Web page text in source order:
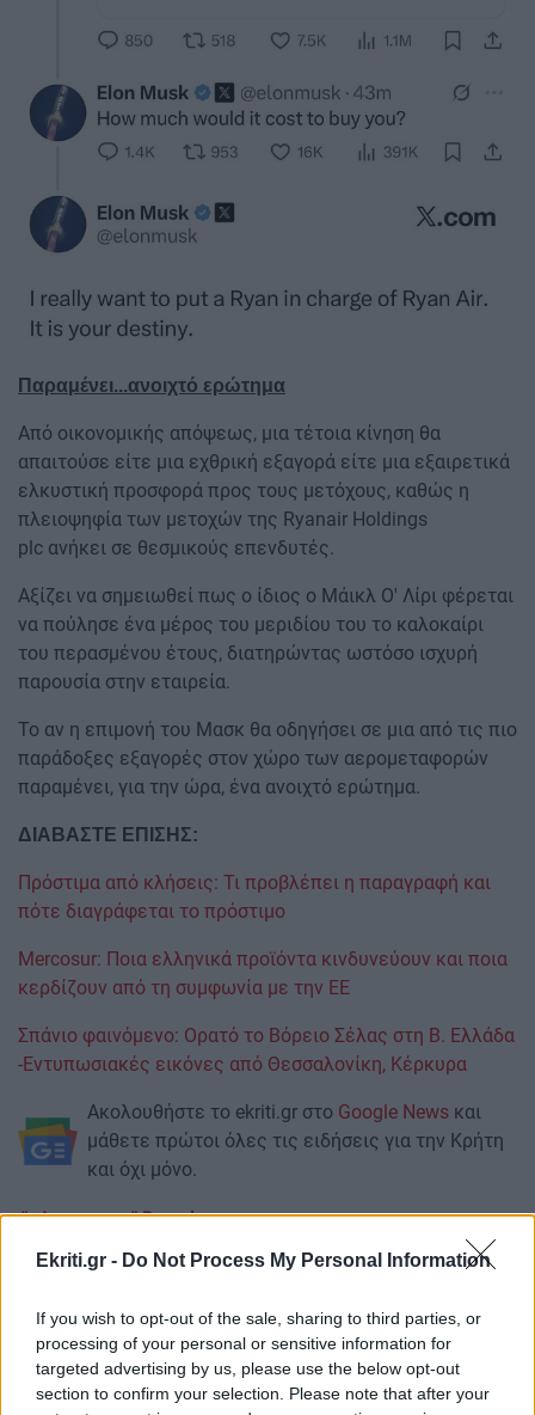
Ekriti.gr - Do Not Process My Personal Information
If you wish to opt-out of the sale, sharing to third parties, or
processing of your personal or sensitive information for
targeted advertising by us, please use the below opt-out
section to confirm your selection. Please note that after your
Παραμένει...ανοιχτό ερώτημα
Από οικονομικής απόψεως, μια τέτοια κίνηση θα
απαιτούσε είτε μια εχθρική εξαγορά είτε μια εξαιρετικά
ελκυστική προσφορά προς τους μετόχους, καθώς η
πλειοψηφία των μετοχών της Ryanair Holdings
plc ανήκει σε θεσμικούς επενδυτές.
Αξίζει να σημειωθεί πως ο ίδιος ο Μάικλ Ο' Λίρι φέρεται
να πούλησε ένα μέρος του μεριδίου του το καλοκαίρι
του περασμένου έτους, διατηρώντας ωστόσο ισχυρή
παρουσία στην εταιρεία.
Το αν η επιμονή του Μασκ θα οδηγήσει σε μια από τις πιο
παράδοξες εξαγορές στον χώρο των αερομεταφορών
παραμένει, για την ώρα, ένα ανοιχτό ερώτημα.
ΔΙΑΒΑΣΤΕ ΕΠΙΣΗΣ:
Πρόστιμα από κλήσεις: Τι προβλέπει η παραγραφή και
πότε διαγράφεται το πρόστιμο
Mercosur: Ποια ελληνικά προϊόντα κινδυνεύουν και ποια
κερδίζουν από τη συμφωνία με την ΕΕ
Σπάνιο φαινόμενο: Ορατό το Βόρειο Σέλας στη Β. Ελλάδα
-Εντυπωσιακές εικόνες από Θεσσαλονίκη, Κέρκυρα
Ακολουθήστε το ekriti.gr στο Google News και
μάθετε πρώτοι όλες τις ειδήσεις για την Κρήτη
και όχι μόνο.
ελον μασκ Ryanair
ΡΟΗ ΕΙΔΗΣΕΩΝ